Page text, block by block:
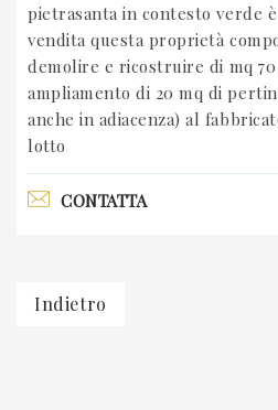
pietrasanta in contesto verde
vendita questa proprietà
demolire e ricostruire di mq
ampliamento di 20 mq di
anche in adiacenza) al
lotto
CONTATTA
Indietro